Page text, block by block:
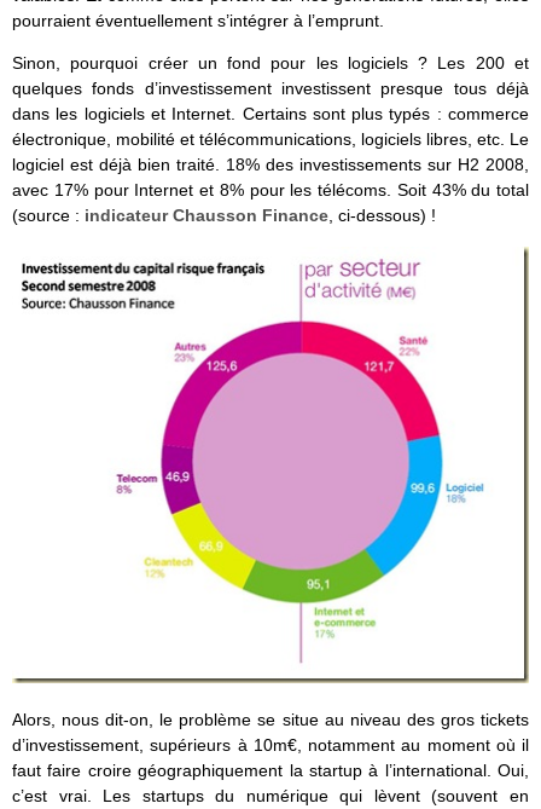
pourraient éventuellement s’intégrer à l’emprunt.
Sinon, pourquoi créer un fond pour les logiciels ? Les 200 et
quelques fonds d’investissement investissent presque tous déjà
dans les logiciels et Internet. Certains sont plus typés : commerce
électronique, mobilité et télécommunications, logiciels libres, etc. Le
logiciel est déjà bien traité. 18% des investissements sur H2 2008,
avec 17% pour Internet et 8% pour les télécoms. Soit 43% du total
(source : indicateur Chausson Finance, ci-dessous) !
Alors, nous dit-on, le problème se situe au niveau des gros tickets
d’investissement, supérieurs à 10m€, notamment au moment où il
faut faire croire géographiquement la startup à l’international. Oui,
c’est vrai. Les startups du numérique qui lèvent (souvent en